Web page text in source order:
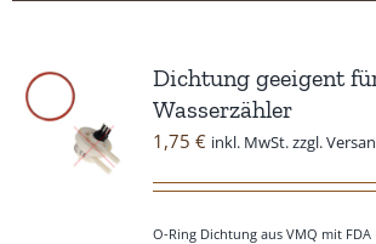
Dichtung geeigent
Wasserzähler
1,75 € inkl. MwSt. zzgl.
O-Ring Dichtung aus VMQ mit FDA